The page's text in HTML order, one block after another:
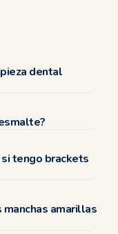
dental
tengo brackets
amarillas